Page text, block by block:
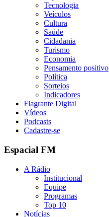
Tecnologia
Veículos
Cultura
Saúde
Cidadania
Turismo
Economia
Pensamento positivo
Política
Sorteios
Indicadores
Flagrante Digital
Vídeos
Podcasts
Cadastre-se
Espacial FM
A Rádio
Institucional
Equipe
Programas
Top 10
Notícias